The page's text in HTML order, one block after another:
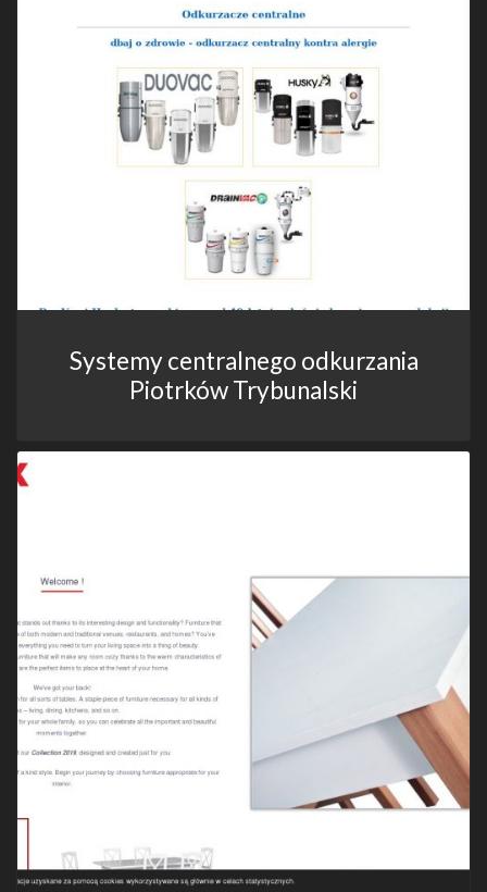
Systemy centralnego odkurzania
Piotrków Trybunalski